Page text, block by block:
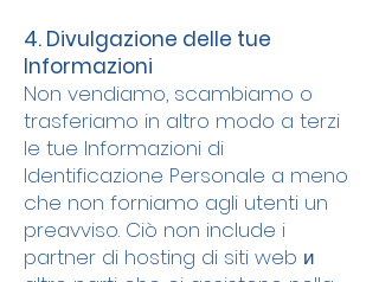
4. Divulgazione delle tue
Informazioni
Non vendiamo, scambiamo o
trasferiamo in altro modo a terzi
le tue Informazioni di
Identificazione Personale a meno
che non forniamo agli utenti un
preavviso. Ciò non include i
partner di hosting di siti web и